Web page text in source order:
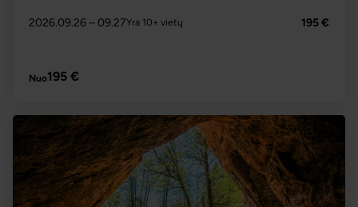
2026.09.26– 09.27Yra 10+ vietų 195 €
Nuo195 €